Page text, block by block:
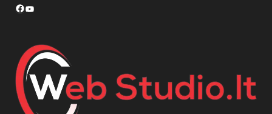
Facebook
YouTube